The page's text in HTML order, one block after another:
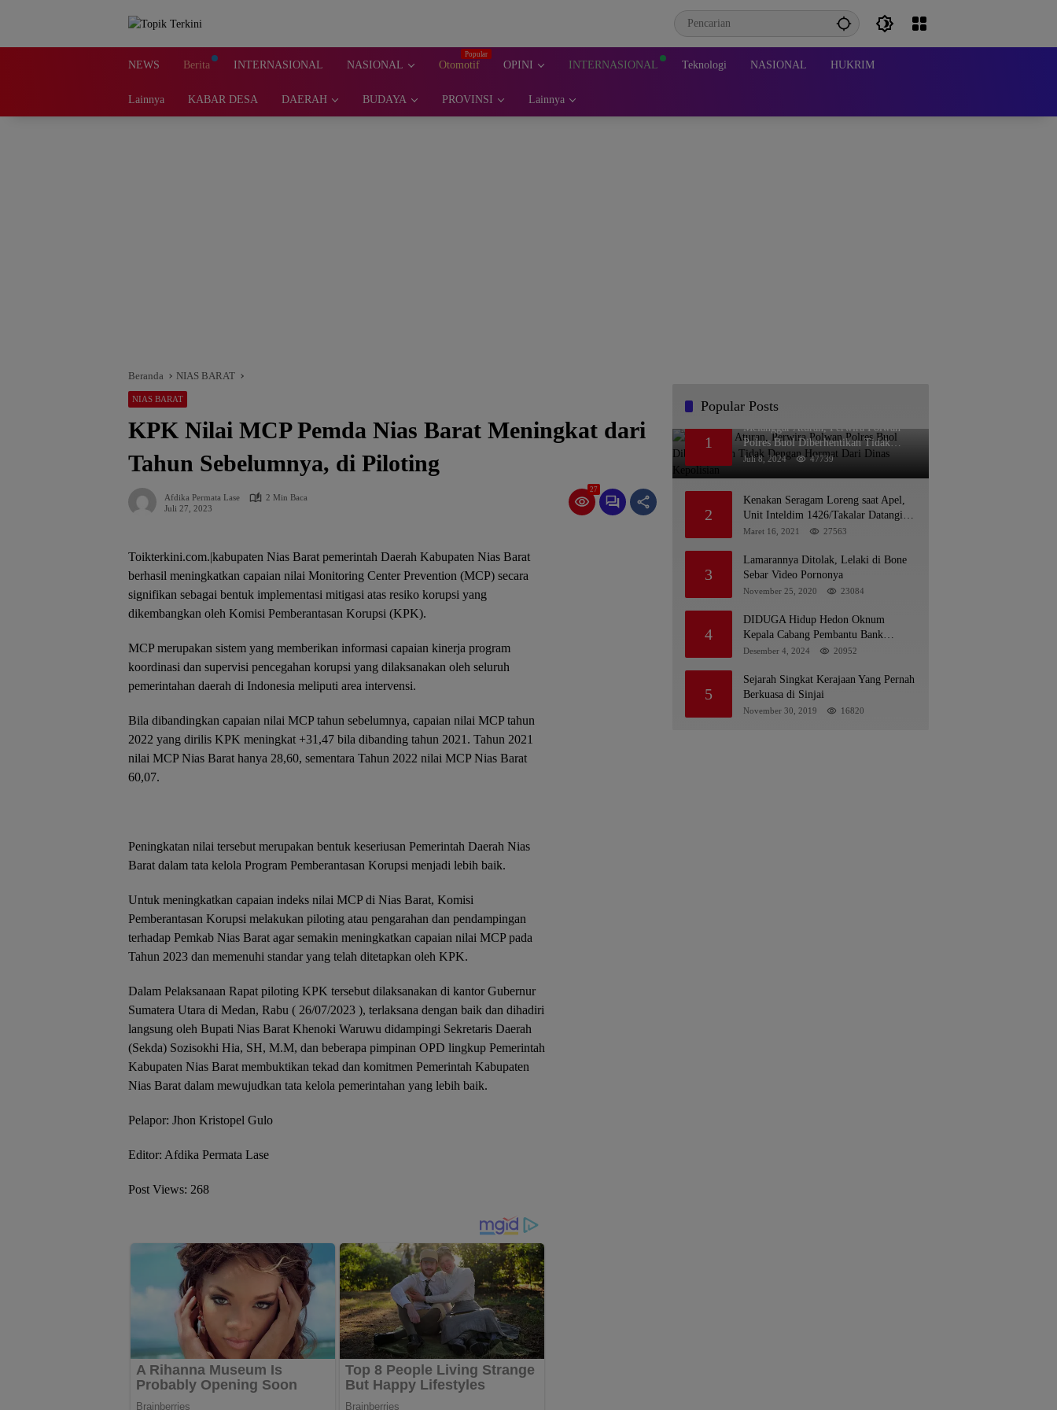
NEWS Berita INTERNASIONAL NASIONAL Otomotif OPINI INTERNASIONAL Teknologi NASIONAL HUKRIM
Lainnya KABAR DESA DAERAH BUDAYA PROVINSI Lainnya
Beranda NIAS BARAT
NIAS BARAT
KPK Nilai MCP Pemda Nias Barat Meningkat dari
Tahun Sebelumnya, di Piloting
Afdika Permata Lase
2 Min Baca
Juli 27, 2023
27
Toikterkini.com.|kabupaten Nias Barat pemerintah Daerah Kabupaten Nias Barat
berhasil meningkatkan capaian nilai Monitoring Center Prevention (MCP) secara
signifikan sebagai bentuk implementasi mitigasi atas resiko korupsi yang
dikembangkan oleh Komisi Pemberantasan Korupsi (KPK).
MCP merupakan sistem yang memberikan informasi capaian kinerja program
koordinasi dan supervisi pencegahan korupsi yang dilaksanakan oleh seluruh
pemerintahan daerah di Indonesia meliputi area intervensi.
Bila dibandingkan capaian nilai MCP tahun sebelumnya, capaian nilai MCP tahun
2022 yang dirilis KPK meningkat +31,47 bila dibanding tahun 2021. Tahun 2021
nilai MCP Nias Barat hanya 28,60, sementara Tahun 2022 nilai MCP Nias Barat
60,07.
Peningkatan nilai tersebut merupakan bentuk keseriusan Pemerintah Daerah Nias
Barat dalam tata kelola Program Pemberantasan Korupsi menjadi lebih baik.
Untuk meningkatkan capaian indeks nilai MCP di Nias Barat, Komisi
Pemberantasan Korupsi melakukan piloting atau pengarahan dan pendampingan
terhadap Pemkab Nias Barat agar semakin meningkatkan capaian nilai MCP pada
Tahun 2023 dan memenuhi standar yang telah ditetapkan oleh KPK.
Dalam Pelaksanaan Rapat piloting KPK tersebut dilaksanakan di kantor Gubernur
Sumatera Utara di Medan, Rabu ( 26/07/2023 ), terlaksana dengan baik dan dihadiri
langsung oleh Bupati Nias Barat Khenoki Waruwu didampingi Sekretaris Daerah
(Sekda) Sozisokhi Hia, SH, M.M, dan beberapa pimpinan OPD lingkup Pemerintah
Kabupaten Nias Barat membuktikan tekad dan komitmen Pemerintah Kabupaten
Nias Barat dalam mewujudkan tata kelola pemerintahan yang lebih baik.
Pelapor: Jhon Kristopel Gulo
Editor: Afdika Permata Lase
Post Views: 268
Popular Posts
1
Melanggar Aturan, Perwira Polwan
Polres Buol Diberhentikan Tidak
Dengan Hormat Dari Dinas Kepolisian
Juli 8, 2024 47739
2
Kenakan Seragam Loreng saat Apel,
Unit Inteldim 1426/Takalar Datangi
Kediaman Kasatpol PP
Maret 16, 2021 27563
3
Lamarannya Ditolak, Lelaki di Bone
Sebar Video Pornonya
November 25, 2020 23084
4
DIDUGA Hidup Hedon Oknum
Kepala Cabang Pembantu Bank
syariah Indonesia Unit Hasan Basri di
Prioritasnya Hingga Milyaran Rupiah
dan Bilyet Giro Tidak Terdaftar, OJK
Kalsel : Bertemu Tanggal 11
Desember 4, 2024 20952
5
Sejarah Singkat Kerajaan Yang Pernah
Berkuasa di Sinjai
November 30, 2019 16820